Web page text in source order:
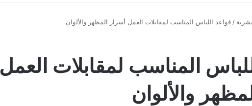
/ قواعد اللباس المناسب لمقابلات العمل أسرار المظهر والألوان
المناسب لمقابلات العمل
والألوان